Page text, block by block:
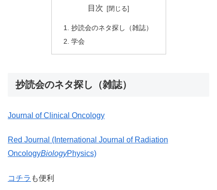
目次
抄読会のネタ探し（雑誌）
学会
抄読会のネタ探し（雑誌）
Journal of Clinical Oncology
Red Journal (International Journal of Radiation
OncologyBiologyPhysics)
コチラ も便利